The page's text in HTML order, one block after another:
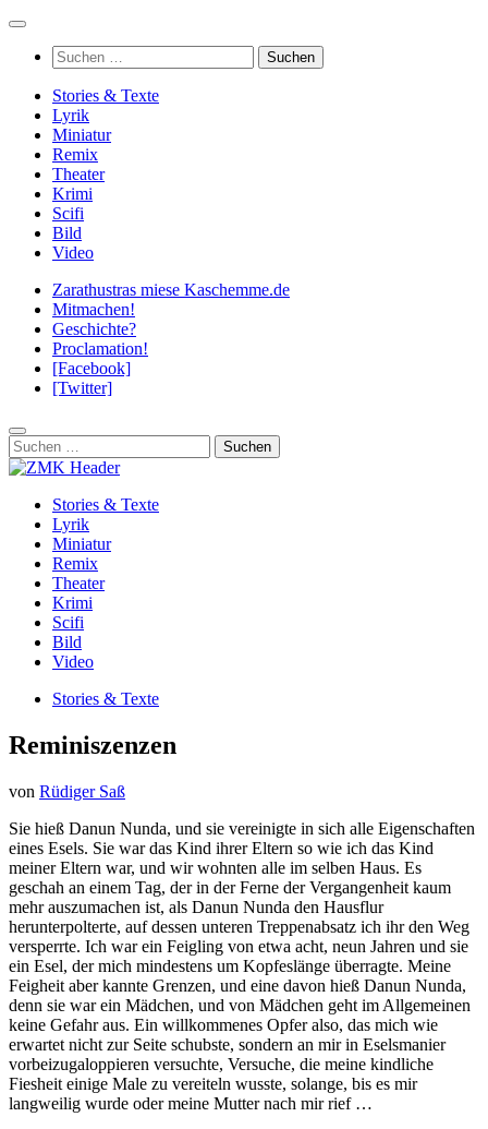
Zum
springenSuchen
nach:
Stories & Texte
Lyrik
Miniatur
Remix
Theater
Krimi
Scifi
Bild
Video
Zarathustras miese Kaschemme.de
Mitmachen!
Geschichte?
Proclamation!
[Facebook]
[Twitter]
Suchen
nach:
Stories & Texte
Lyrik
Miniatur
Remix
Theater
Krimi
Scifi
Bild
Video
Stories & Texte
Reminiszenzen
von Rüdiger Saß
Sie hieß Danun Nunda, und sie vereinigte in sich alle Eigenschaften
eines Esels. Sie war das Kind ihrer Eltern so wie ich das Kind
meiner Eltern war, und wir wohnten alle im selben Haus. Es
geschah an einem Tag, der in der Ferne der Vergangenheit kaum
mehr auszumachen ist, als Danun Nunda den Hausflur
herunterpolterte, auf dessen unteren Treppenabsatz ich ihr den Weg
versperrte. Ich war ein Feigling von etwa acht, neun Jahren und sie
ein Esel, der mich mindestens um Kopfeslänge überragte. Meine
Feigheit aber kannte Grenzen, und eine davon hieß Danun Nunda,
denn sie war ein Mädchen, und von Mädchen geht im Allgemeinen
keine Gefahr aus. Ein willkommenes Opfer also, das mich wie
erwartet nicht zur Seite schubste, sondern an mir in Eselsmanier
vorbeizugaloppieren versuchte, Versuche, die meine kindliche
Fiesheit einige Male zu vereiteln wusste, solange, bis es mir
langweilig wurde oder meine Mutter nach mir rief …